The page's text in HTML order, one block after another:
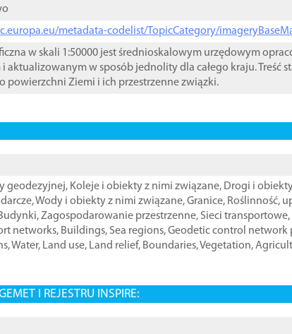
metadata-codelist/TopicCategory/
w skali 1:50000 jest średnioskalowym urzędowym
aktualizowanym w sposób jednolity dla całego kraju. Treść
powierzchni Ziemi i ich przestrzenne związki.
geodezyjnej, Koleje i obiekty z nimi związane, Drogi i
,Wody i obiekty z nimi związane,Granice, Roślinność,
,Zagospodarowanie przestrzenne, Sieci transportowe,
networks, Buildings, Sea regions,Geodetic control network
,Water, Land use, Land relief, Boundaries,Vegetation,
I REJESTRU INSPIRE: